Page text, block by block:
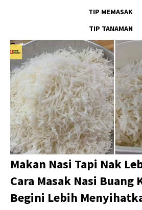
TIP MEMASAK
TIP TANAMAN
Makan Nasi Tapi Nak
Cara Masak Nasi Buang
Begini Lebih